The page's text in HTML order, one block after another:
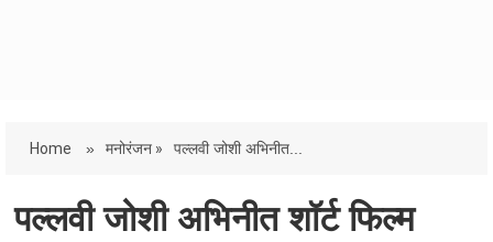
Home » मनोरंजन » पल्लवी जोशी अभिनीत...
पल्लवी जोशी अभिनीत शॉर्ट फिल्म